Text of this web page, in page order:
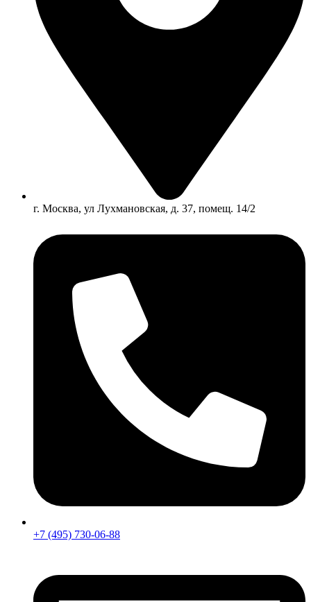
г. Москва, ул Лухмановская, д. 37, помещ. 14/2
+7 (495) 730-06-88